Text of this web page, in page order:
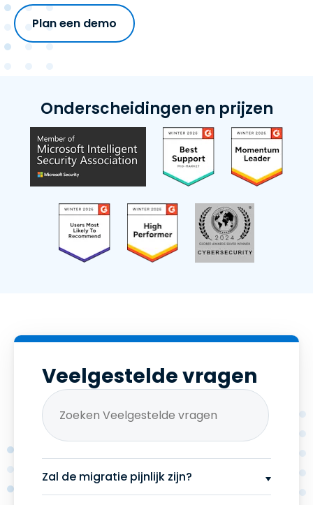
Plan een demo
Onderscheidingen en prijzen
Veelgestelde vragen
Zal de migratie pijnlijk zijn?